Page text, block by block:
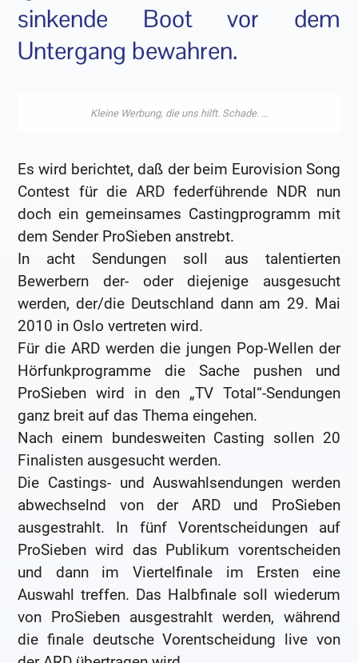
sinkende Boot vor dem
Untergang bewahren.
Es wird berichtet, daß der beim Eurovision Song
Contest für die ARD federführende NDR nun
doch ein gemeinsames Castingprogramm mit
dem Sender ProSieben anstrebt.
In acht Sendungen soll aus talentierten
Bewerbern der- oder diejenige ausgesucht
werden, der/die Deutschland dann am 29. Mai
2010 in Oslo vertreten wird.
Für die ARD werden die jungen Pop-Wellen der
Hörfunkprogramme die Sache pushen und
ProSieben wird in den „TV Total“-Sendungen
ganz breit auf das Thema eingehen.
Nach einem bundesweiten Casting sollen 20
Finalisten ausgesucht werden.
Die Castings- und Auswahlsendungen werden
abwechselnd von der ARD und ProSieben
ausgestrahlt. In fünf Vorentscheidungen auf
ProSieben wird das Publikum vorentscheiden
und dann im Viertelfinale im Ersten eine
Auswahl treffen. Das Halbfinale soll wiederum
von ProSieben ausgestrahlt werden, während
die finale deutsche Vorentscheidung live von